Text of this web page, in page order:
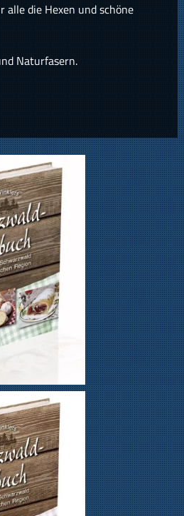
alle die Hexen und schöne
Naturfasern.